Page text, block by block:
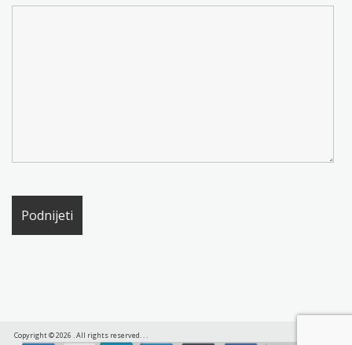
Copyright © 2026 . All rights reserved...